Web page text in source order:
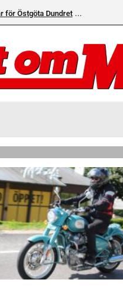
Dundret
Helsvarta Deadwood – Ny